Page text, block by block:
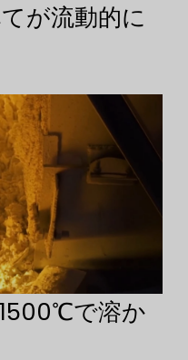
が流動的に
で溶か